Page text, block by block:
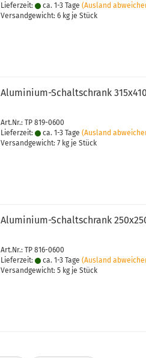
Lieferzeit:
ca. 1-3 Tage (Ausland
Versandgewicht: 6 kg je Stück
Aluminium-​​Schalt­schrank
Art.Nr.: TP 819-0600
Lieferzeit:
ca. 1-3 Tage (Ausland
Versandgewicht: 7 kg je Stück
Aluminium-​​Schalt­schrank
Art.Nr.: TP 816-0600
Lieferzeit:
ca. 1-3 Tage (Ausland
Versandgewicht: 5 kg je Stück